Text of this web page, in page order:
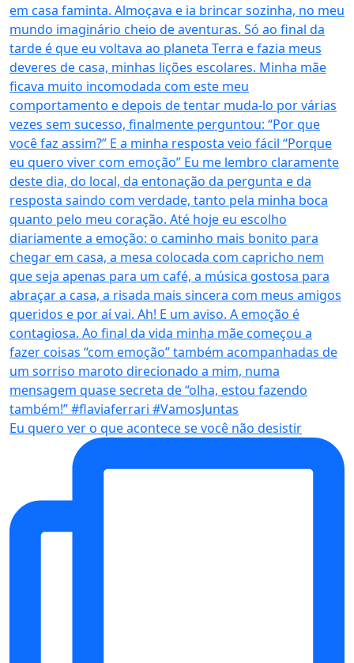
Eu quero ver o que acontece se você não desistir